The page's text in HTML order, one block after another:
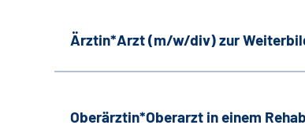
Ärztin*Arzt (m/w/div) zur
Oberärztin*Oberarzt in einem